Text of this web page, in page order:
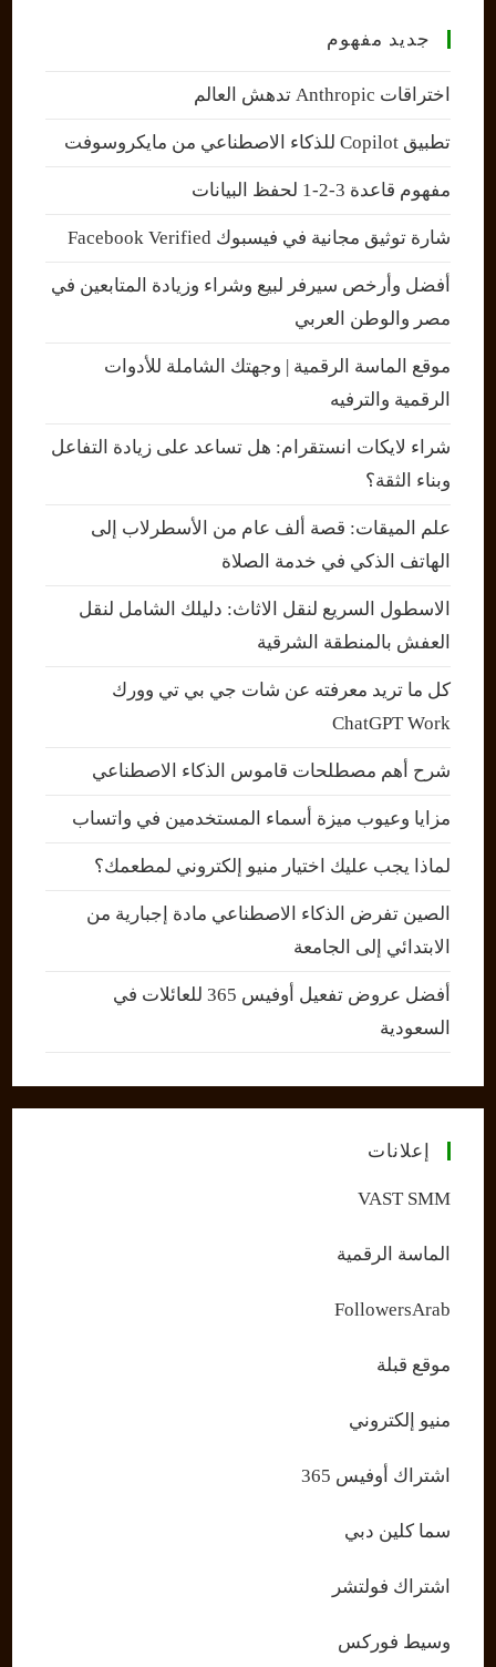
جديد مفهوم
اختراقات Anthropic تدهش العالم
تطبيق Copilot للذكاء الاصطناعي من مايكروسوفت
مفهوم قاعدة 3-2-1 لحفظ البيانات
شارة توثيق مجانية في فيسبوك Facebook Verified
أفضل وأرخص سيرفر لبيع وشراء وزيادة المتابعين في
مصر والوطن العربي
موقع الماسة الرقمية | وجهتك الشاملة للأدوات
الرقمية والترفيه
شراء لايكات انستقرام: هل تساعد على زيادة التفاعل
وبناء الثقة؟
علم الميقات: قصة ألف عام من الأسطرلاب إلى
الهاتف الذكي في خدمة الصلاة
الاسطول السريع لنقل الاثاث: دليلك الشامل لنقل
العفش بالمنطقة الشرقية
كل ما تريد معرفته عن شات جي بي تي وورك
ChatGPT Work
شرح أهم مصطلحات قاموس الذكاء الاصطناعي
مزايا وعيوب ميزة أسماء المستخدمين في واتساب
لماذا يجب عليك اختيار منيو إلكتروني لمطعمك؟
الصين تفرض الذكاء الاصطناعي مادة إجبارية من
الابتدائي إلى الجامعة
أفضل عروض تفعيل أوفيس 365 للعائلات في
السعودية
إعلانات
VAST SMM
الماسة الرقمية
FollowersArab
موقع قبلة
منيو إلكتروني
اشتراك أوفيس 365
سما كلين دبي
اشتراك فولتشر
وسيط فوركس